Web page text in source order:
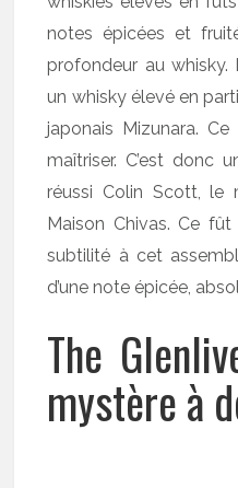
notes épicées et
profondeur au whisky.
un whisky élevé en
japonais Mizunara.
maîtriser. C’est donc
réussi Colin Scott, le
Maison Chivas. Ce
subtilité à cet
d’une note épicée,
The
mystère à